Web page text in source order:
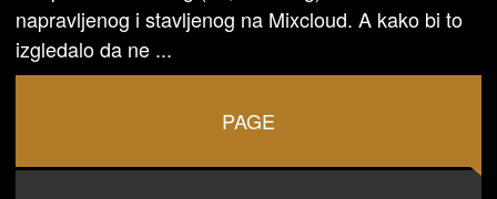
napravljenog i stavljenog na Mixcloud. A kako bi to
izgledalo da ne ...
PAGE